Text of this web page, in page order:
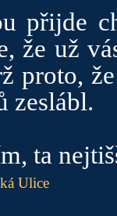
přijde
že už
proto,
zeslábl.
ta
Ulice